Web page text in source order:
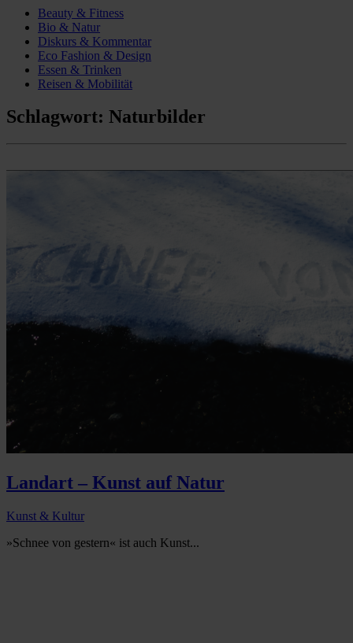
Beauty & Fitness
Bio & Natur
Diskurs & Kommentar
Eco Fashion & Design
Essen & Trinken
Reisen & Mobilität
Schlagwort: Naturbilder
Landart – Kunst auf Natur
Kunst & Kultur
»Schnee von gestern« ist auch Kunst...